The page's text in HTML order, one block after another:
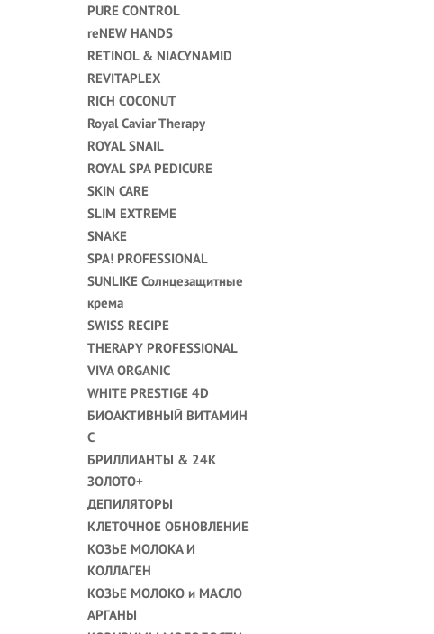
PURE CONTROL
reNEW HANDS
RETINOL & NIACYNAMID
REVITAPLEX
RICH COCONUT
Royal Caviar Therapy
ROYAL SNAIL
ROYAL SPA PEDICURE
SKIN CARE
SLIM EXTREME
SNAKE
SPA! PROFESSIONAL
SUNLIKE Солнцезащитные
крема
SWISS RECIPE
THERAPY PROFESSIONAL
VIVA ORGANIC
WHITE PRESTIGE 4D
БИОАКТИВНЫЙ ВИТАМИН
С
БРИЛЛИАНТЫ & 24K
ЗОЛОТО+
ДЕПИЛЯТОРЫ
КЛЕТОЧНОЕ ОБНОВЛЕНИЕ
КОЗЬЕ МОЛОКА И
КОЛЛАГЕН
КОЗЬЕ МОЛОКО и МАСЛО
АРГАНЫ